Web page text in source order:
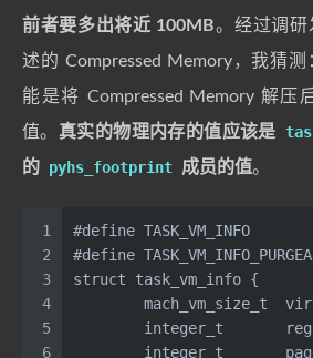
前者要多出将近 100MB。经过调研
述的 Compressed Memory，我猜测
能是将 Compressed Memory 解压
值。 真实的物理内存的值应该是
的 pyhs_footprint 成员的值。
1
2
3
4
5
6
#define TASK_VM_INFO
#define
struct task_vm_info {
mach_vm_size_t
integer_t
integer_t